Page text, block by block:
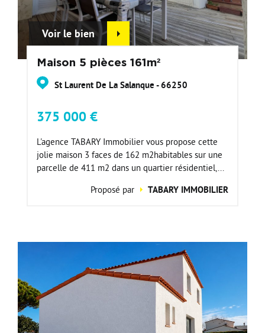
Voir le bien
Maison 5 pièces 161m²
St Laurent De La Salanque - 66250
375 000 €
L'agence TABARY Immobilier vous propose cette
jolie maison 3 faces de 162 m2habitables sur une
parcelle de 411 m2 dans un quartier résidentiel,...
Proposé par
TABARY IMMOBILIER